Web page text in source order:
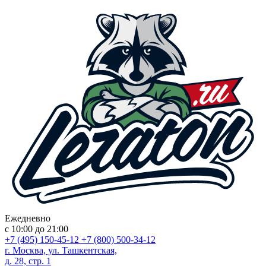
Ежедневно
с 10:00 до 21:00
+7 (495) 150-45-12 +7 (800) 500-34-12
г. Москва, ул. Ташкентская,
д. 28, стр. 1